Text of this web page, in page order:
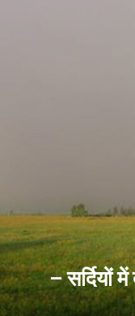
– सर्दियों